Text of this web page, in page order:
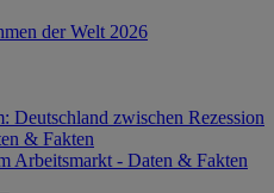
der Welt 2026
Deutschland zwischen Rezession
& Fakten
Arbeitsmarkt - Daten & Fakten